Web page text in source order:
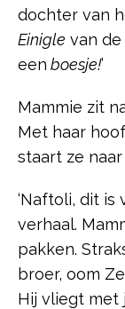
dochter van
Einigle van
een boesje!’
Mammie zit
Met haar
staart ze
‘Naftoli, dit
verhaal.
pakken.
broer, oom
Hij vliegt met